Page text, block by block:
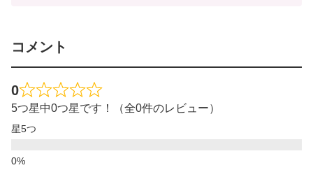
コメント
0
5つ星中0つ星です！（全0件のレビュー）
星5つ